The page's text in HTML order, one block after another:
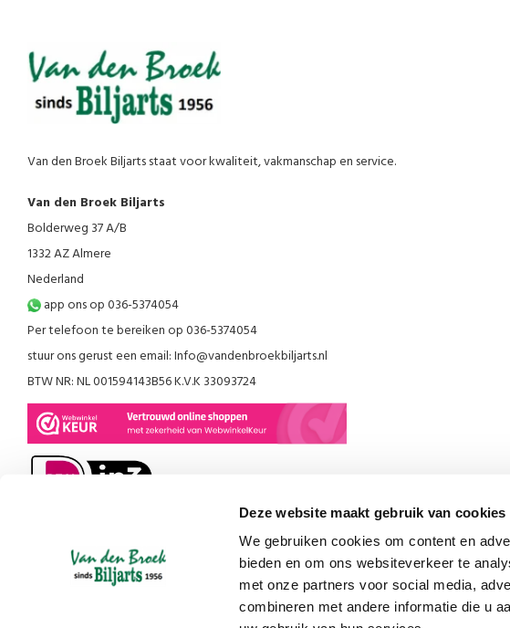
Deze website maakt gebruik van cookies
We gebruiken cookies om content en
bieden en om ons websiteverkeer te
met onze partners voor social media,
combineren met andere informatie die u
Van den Broek Biljarts staat voor kwaliteit, vakmanschap en service.
Van den Broek Biljarts
Bolderweg 37 A/B
1332 AZ Almere
Nederland
app ons op 036-5374054
Per telefoon te bereiken op 036-5374054
stuur ons gerust een email:Info@vandenbroekbiljarts.nl
BTW NR: NL 001594143B56 K.V.K 33093724